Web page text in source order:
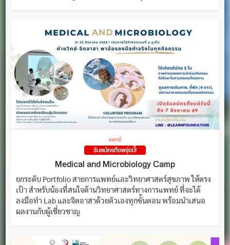
แพทย์
รับสมัครถึงพรุ่งนี้!
Medical and Microbiology Camp
ยกระดับ Portfolio สายการแพทย์และวิทยาศาสตร์สุขภาพ ให้ตรง
เป้า สำหรับน้องที่สนใจด้านวิทยาศาสตร์ทางการแพทย์ ที่จะได้
ลงมือทำ Lab และจิตอาสาด้วยตัวเองทุกขั้นตอน พร้อมนำเสนอ
ผลงานกับผู้เชี่ยวชาญ